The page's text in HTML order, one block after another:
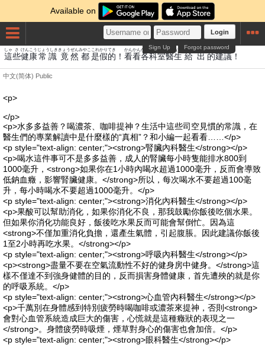
Available on
Login
Forgot password
Sign Up
這
しゃ
些
さ
健康
けんこう
常識
じょうしき
竟
きょう
然
ぜん
都
みやこ
是
これ
假
かり
的
てき
！ 看
かん
看
かん
各
かく
科
か
室
しつ
醫
い
生
なま
給
きゅう
出
しゅつ
的
てき
建議
けんぎ
！
中文(简体) Public
<p>
</p>
<p>水多多益善？喝濃茶、咖啡提神？生活中這些司空見慣的常識，在
醫生們的專業解讀中是什麼樣的“真相”？和小編一起看看……</p>
<p style="text-align: center;"><strong>腎臟內科醫生</strong></p>
<p>喝水這件事可不是多多益善，成人的腎臟每小時隻能排水800到
1000毫升，<strong>如果你在1小時內喝水超過1000毫升，反而會導致
低鈉血癥，影響腎臟健康。</strong>所以，每次喝水不要超過100毫
升，每小時喝水不要超過1000毫升。</p>
<p style="text-align: center;"><strong>消化內科醫生</strong></p>
<p>果酸可以幫助消化，如果你消化不良，那我鼓勵你飯後吃個水果。
但如果你消化功能良好，飯後吃水果反而可能會幫倒忙。因為這
<strong>不僅加重消化負擔，還產生氣體，引起腹脹。因此建議你飯後
1至2小時再吃水果。</strong></p>
<p style="text-align: center;"><strong>呼吸內科醫生</strong></p>
<p><strong>盡量不要在空氣流動性不好的健身房中健身。</strong>這
樣不僅達不到強身健體的目的，反而損害身體健康，首先遭殃的就是你
的呼吸系統。</p>
<p style="text-align: center;"><strong>心血管內科醫生</strong></p>
<p>千萬別在身體感到特別疲勞時喝咖啡或濃茶來提神，否則<strong>
會對心血管系統造成巨大的傷害，心慌就是這種癥狀的表現之一
</strong>。身體疲勞時吸煙，煙草對身心的傷害也會加倍。</p>
<p style="text-align: center;"><strong>眼科醫生</strong></p>